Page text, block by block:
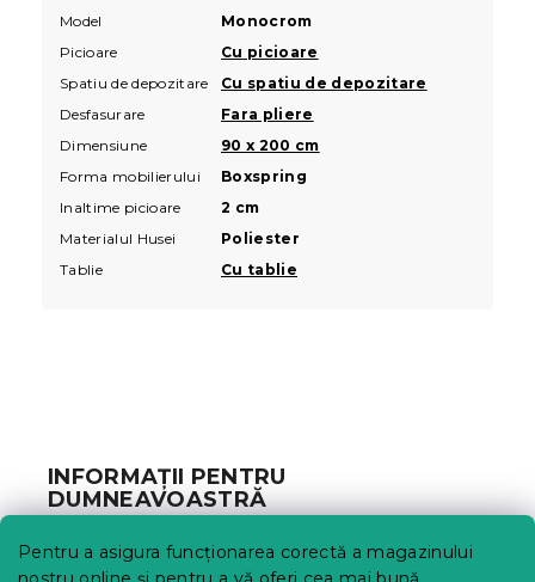
Pentru a asigura funcționarea corectă a magazinului
Model
Monocrom
Picioare
Cu picioare
Spatiu de depozitare
Cu spatiu de depozitare
Desfasurare
Fara pliere
Dimensiune
90 x 200 cm
Forma mobilierului
Boxspring
Inaltime picioare
2 cm
Materialul Husei
Poliester
Tablie
Cu tablie
o
INFORMAȚII PENTRU
DUMNEAVOASTRĂ
Urmărirea comenzii
Opțiuni de livrare